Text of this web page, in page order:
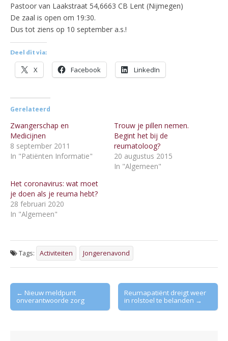
Pastoor van Laakstraat 54,6663 CB Lent (Nijmegen)
De zaal is open om 19:30.
Dus tot ziens op 10 september a.s.!
Deel dit via:
X Facebook LinkedIn
Gerelateerd
Zwangerschap en
Medicijnen
8 september 2011
In "Patiënten Informatie"
Trouw je pillen nemen.
Begint het bij de
reumatoloog?
20 augustus 2015
In "Algemeen"
Het coronavirus: wat moet
je doen als je reuma hebt?
28 februari 2020
In "Algemeen"
Tags: Activiteiten Jongerenavond
Post
navigation
← Nieuw meldpunt
onverantwoorde zorg
Reumapatiënt dreigt weer
in rolstoel te belanden →